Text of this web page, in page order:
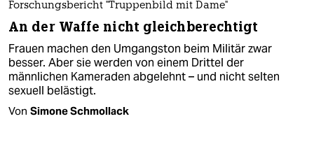
Forschungsbericht "Truppenbild mit Dame"
An der Waffe nicht gleichberechtigt
Frauen machen den Umgangston beim Militär zwar
besser. Aber sie werden von einem Drittel der
männlichen Kameraden abgelehnt – und nicht selten
sexuell belästigt.
Von Simone Schmollack